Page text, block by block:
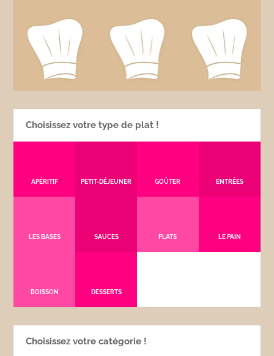
Choisissez votre type de plat !
APÉRITIF PETIT-DÉJEUNER GOÛTER ENTRÉES
LES BASES SAUCES PLATS LE PAIN
BOISSON DESSERTS
Choisissez votre catégorie !